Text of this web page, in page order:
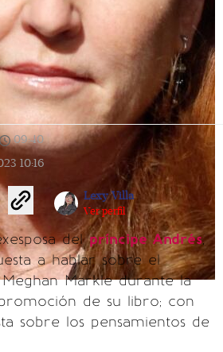
09:40 |
10:16
Lexy Villa
Ver perfil
delpríncipe Andrés,
a hablar sobre el
Markle durante la
de su libro; con
sobre los pensamientos de